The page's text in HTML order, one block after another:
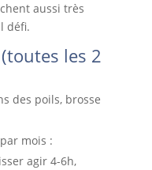
aussi très
défi.
les 2
des poils, brosse
mois :
agir 4-6h,